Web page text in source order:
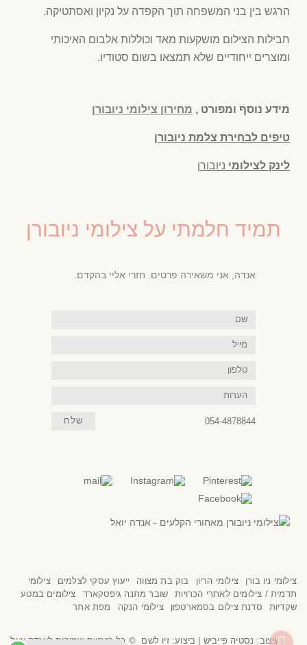
הרגש בין בני המשפחה תוך הקפדה על נקיון ואסתטיקה.
חבילות הצילום מושקעות מאד וכוללות אלבום האיכותי
ומוצרים ייחודיים שלא תמצאו בשום סטודיו.
מידע נוסף ומפורט , מחירון צילומי ניובורן
טיפים לבחירת צלמת ניובורן
לינק לצילומי ניובורן
תמיד חלמתי על צילומי ניובורן
אנדה, אני משאירה פרטים. חזרי אליי בהקדם.
שם
מייל
טלפון
הערות
שלח 054-4878844
צילומי ניו בורן צילומי הריון בוק בת מצווה ייעוץ עסקי לצלמים
צילומי
תדמית / צילומים לאתרי הכרויות
שובר מתנה גיפטקארד
צילומים במטע
שקדיות
סדנת צילום בסמארטפון צילומי הנקה מפת אתר
עיצוב: נסטיה פייביש | ביצוע:זיו לשם © כל הזכויות שמורות לאנדה יואל גלילה